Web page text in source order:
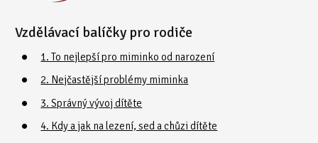
Vzdělávací balíčky pro rodiče
1. To nejlepší pro miminko od narození
2. Nejčastější problémy miminka
3. Správný vývoj dítěte
4. Kdy a jak na lezení, sed a chůzi dítěte